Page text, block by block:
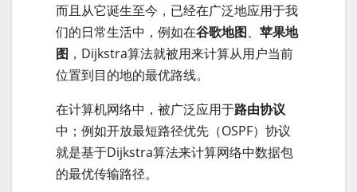
而且从它诞生至今，已经在广泛地应用于我
们的日常生活中，例如在谷歌地图、 苹果地
图 ，Dijkstra算法就被用来计算从用户当前
位置到目的地的最优路线。
在计算机网络中，被广泛应用于路由协议
中；例如开放最短路径优先（OSPF）协议
就是基于Dijkstra算法来计算网络中数据包
的最优传输路径。